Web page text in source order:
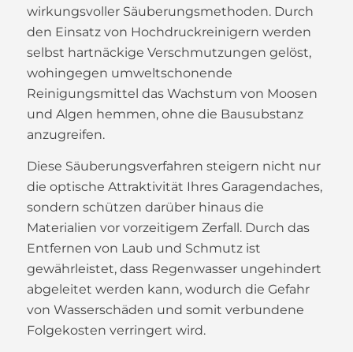
wirkungsvoller Säuberungsmethoden. Durch
den Einsatz von Hochdruckreinigern werden
selbst hartnäckige Verschmutzungen gelöst,
wohingegen umweltschonende
Reinigungsmittel das Wachstum von Moosen
und Algen hemmen, ohne die Bausubstanz
anzugreifen.
Diese Säuberungsverfahren steigern nicht nur
die optische Attraktivität Ihres Garagendaches,
sondern schützen darüber hinaus die
Materialien vor vorzeitigem Zerfall. Durch das
Entfernen von Laub und Schmutz ist
gewährleistet, dass Regenwasser ungehindert
abgeleitet werden kann, wodurch die Gefahr
von Wasserschäden und somit verbundene
Folgekosten verringert wird.